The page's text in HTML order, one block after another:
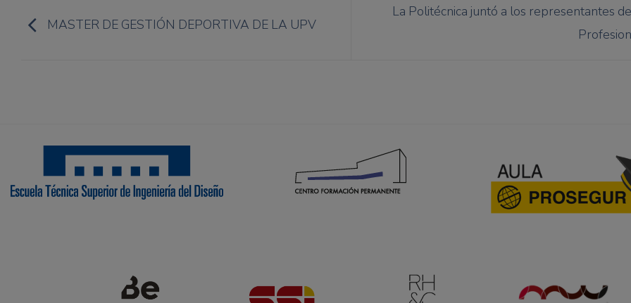
MASTER DE GESTIÓN DEPORTIVA DE LA UPV
La Politécnica juntó a los representantes